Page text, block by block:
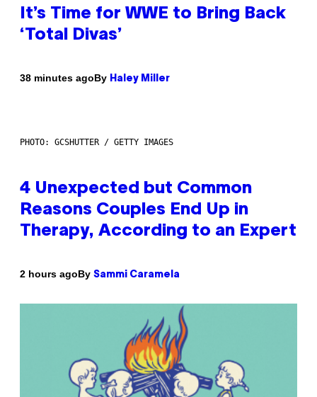
It’s Time for WWE to Bring Back
‘Total Divas’
38 minutes agoBy Haley Miller
PHOTO: GCSHUTTER / GETTY IMAGES
4 Unexpected but Common
Reasons Couples End Up in
Therapy, According to an Expert
2 hours agoBy Sammi Caramela